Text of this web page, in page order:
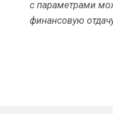
с параметрами
финансовую